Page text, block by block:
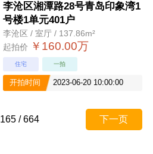
李沧区湘潭路28号青岛印象湾1
号楼1单元401户
李沧区 / 室厅 / 137.86m²
起拍价 ￥160.00万
住宅 一拍
开拍时间 2023-06-20 10:00:00
165 /664 下一页